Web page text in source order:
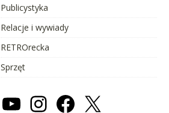
Publicystyka
Relacje i wywiady
RETROrecka
Sprzęt